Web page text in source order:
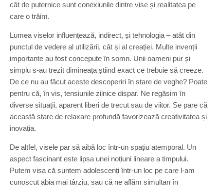
cât de puternice sunt conexiunile dintre vise și realitatea pe
care o trăim.
Lumea viselor influențează, indirect, și tehnologia – atât din
punctul de vedere al utilizării, cât și al creației. Multe invenții
importante au fost concepute în somn. Unii oameni pur și
simplu s-au trezit dimineața știind exact ce trebuie să creeze.
De ce nu au făcut aceste descoperiri în stare de veghe? Poate
pentru că, în vis, tensiunile zilnice dispar. Ne regăsim în
diverse situații, aparent liberi de trecut sau de viitor. Se pare că
această stare de relaxare profundă favorizează creativitatea și
inovația.
De altfel, visele par să aibă loc într-un spațiu atemporal. Un
aspect fascinant este lipsa unei noțiuni lineare a timpului.
Putem visa că suntem adolescenți într-un loc pe care l-am
cunoscut abia mai târziu, sau că ne aflăm simultan în